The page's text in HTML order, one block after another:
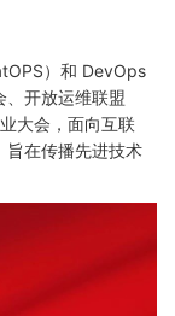
）和 DevOps
、开放运维联盟
大会，面向互联
旨在传播先进技术